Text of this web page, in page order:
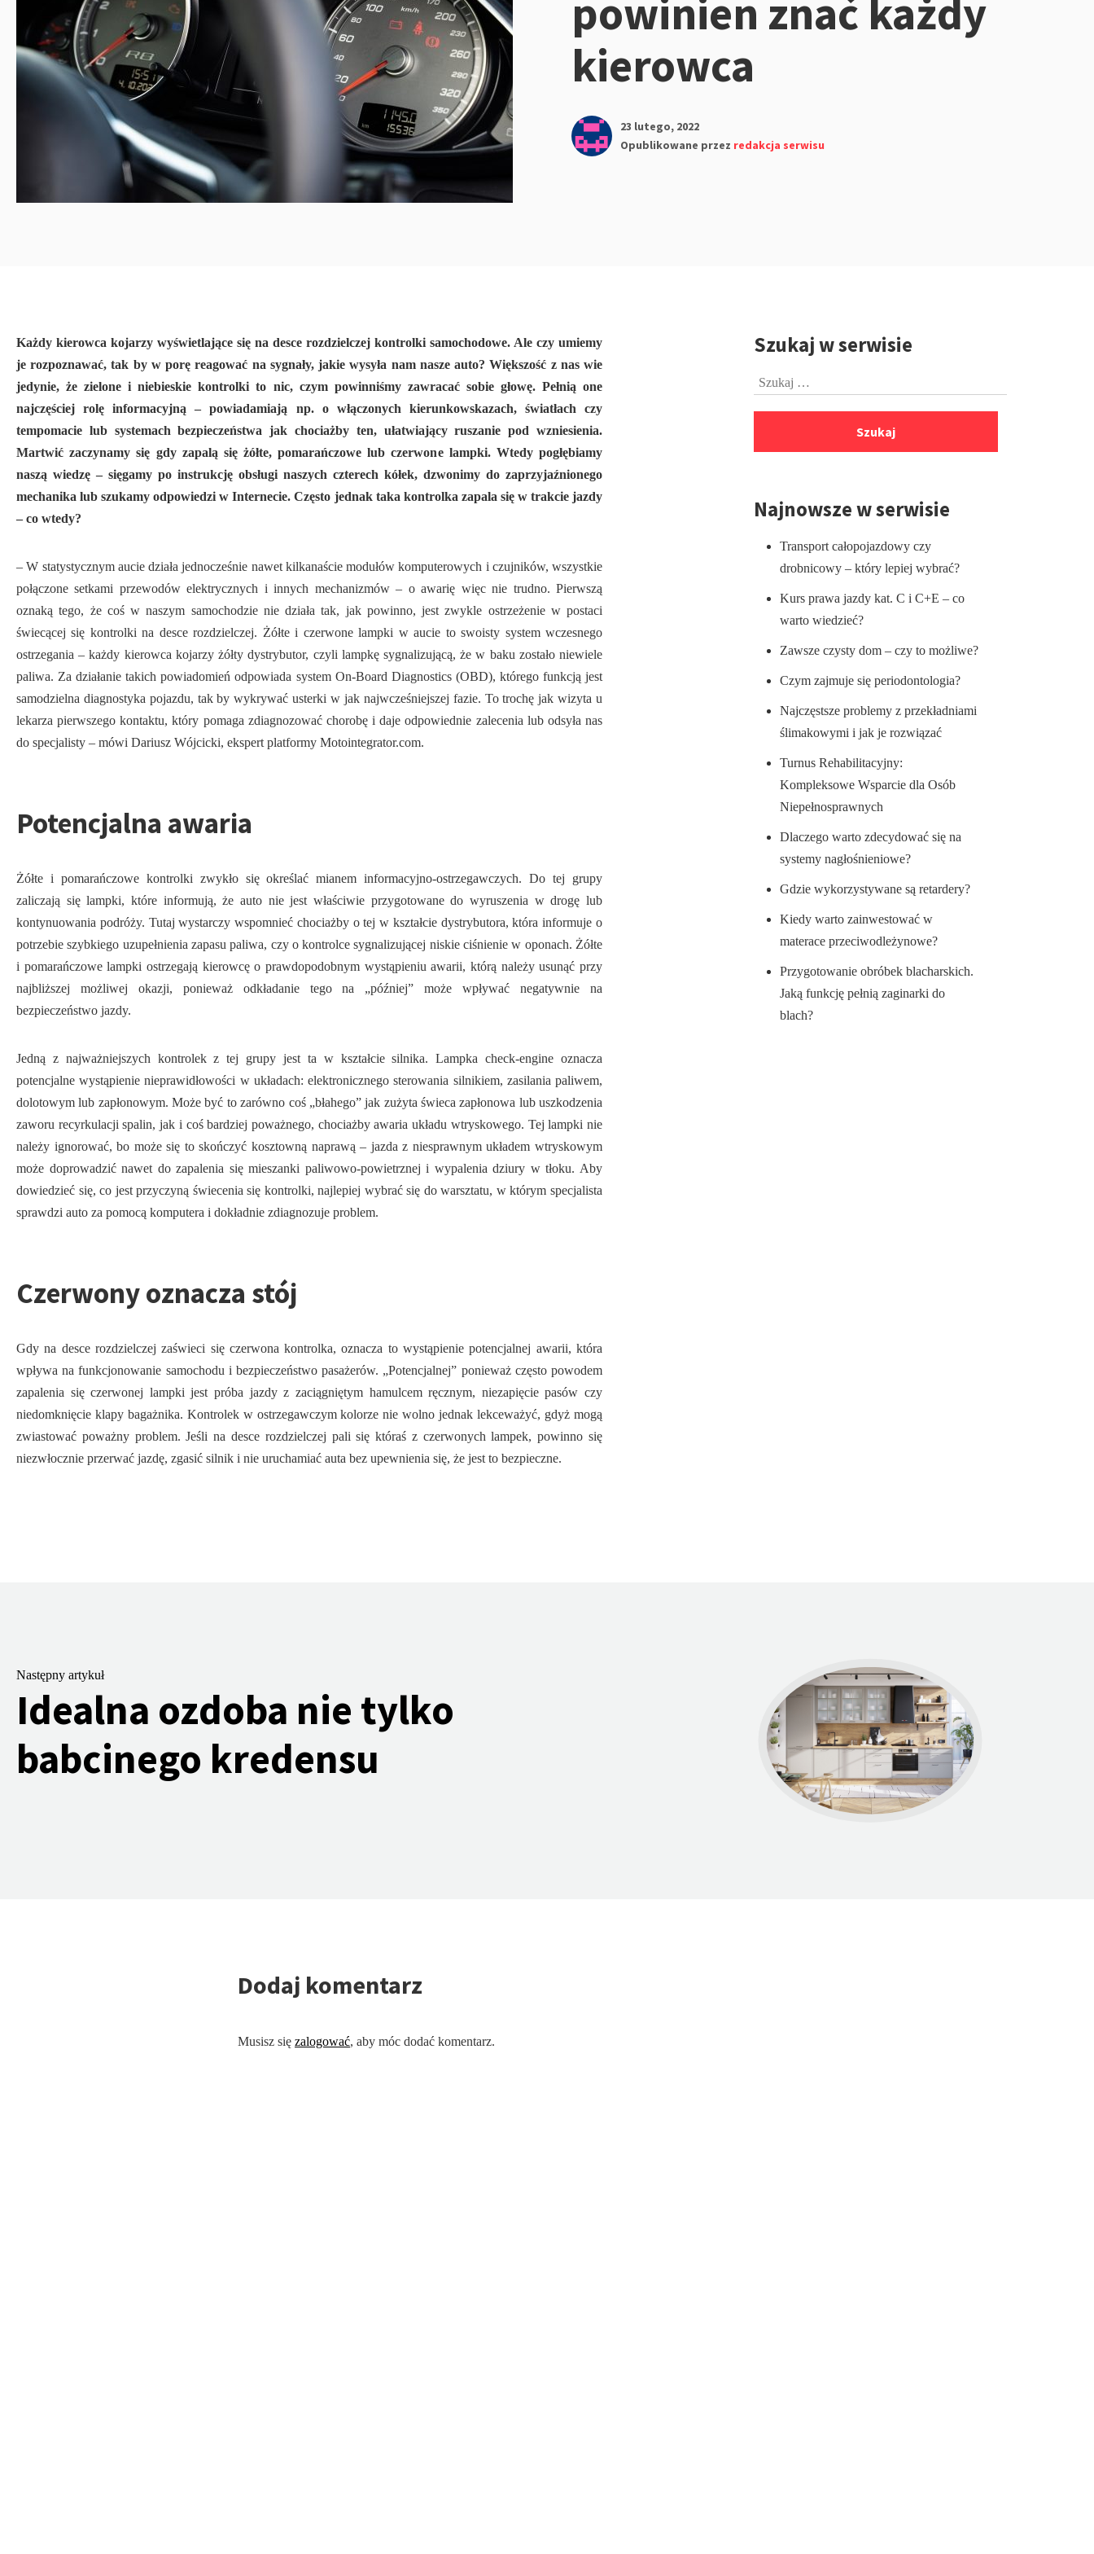
powinien znać każdy
kierowca
23 lutego, 2022
Opublikowane przez redakcja serwisu
Każdy kierowca kojarzy wyświetlające się na desce rozdzielczej kontrolki samochodowe. Ale czy umiemy
je rozpoznawać, tak by w porę reagować na sygnały, jakie wysyła nam nasze auto? Większość z nas wie
jedynie, że zielone i niebieskie kontrolki to nic, czym powinniśmy zawracać sobie głowę. Pełnią one
najczęściej rolę informacyjną – powiadamiają np. o włączonych kierunkowskazach, światłach czy
tempomacie lub systemach bezpieczeństwa jak chociażby ten, ułatwiający ruszanie pod wzniesienia.
Martwić zaczynamy się gdy zapalą się żółte, pomarańczowe lub czerwone lampki. Wtedy pogłębiamy
naszą wiedzę – sięgamy po instrukcję obsługi naszych czterech kółek, dzwonimy do zaprzyjaźnionego
mechanika lub szukamy odpowiedzi w Internecie. Często jednak taka kontrolka zapala się w trakcie jazdy
– co wtedy?
– W statystycznym aucie działa jednocześnie nawet kilkanaście modułów komputerowych i czujników, wszystkie
połączone setkami przewodów elektrycznych i innych mechanizmów – o awarię więc nie trudno. Pierwszą
oznaką tego, że coś w naszym samochodzie nie działa tak, jak powinno, jest zwykle ostrzeżenie w postaci
świecącej się kontrolki na desce rozdzielczej. Żółte i czerwone lampki w aucie to swoisty system wczesnego
ostrzegania – każdy kierowca kojarzy żółty dystrybutor, czyli lampkę sygnalizującą, że w baku zostało niewiele
paliwa. Za działanie takich powiadomień odpowiada system On-Board Diagnostics (OBD), którego funkcją jest
samodzielna diagnostyka pojazdu, tak by wykrywać usterki w jak najwcześniejszej fazie. To trochę jak wizyta u
lekarza pierwszego kontaktu, który pomaga zdiagnozować chorobę i daje odpowiednie zalecenia lub odsyła nas
do specjalisty – mówi Dariusz Wójcicki, ekspert platformy Motointegrator.com.
Potencjalna awaria
Żółte i pomarańczowe kontrolki zwykło się określać mianem informacyjno-ostrzegawczych. Do tej grupy
zaliczają się lampki, które informują, że auto nie jest właściwie przygotowane do wyruszenia w drogę lub
kontynuowania podróży. Tutaj wystarczy wspomnieć chociażby o tej w kształcie dystrybutora, która informuje o
potrzebie szybkiego uzupełnienia zapasu paliwa, czy o kontrolce sygnalizującej niskie ciśnienie w oponach. Żółte
i pomarańczowe lampki ostrzegają kierowcę o prawdopodobnym wystąpieniu awarii, którą należy usunąć przy
najbliższej możliwej okazji, ponieważ odkładanie tego na „później” może wpływać negatywnie na
bezpieczeństwo jazdy.
Jedną z najważniejszych kontrolek z tej grupy jest ta w kształcie silnika. Lampka check-engine oznacza
potencjalne wystąpienie nieprawidłowości w układach: elektronicznego sterowania silnikiem, zasilania paliwem,
dolotowym lub zapłonowym. Może być to zarówno coś „błahego” jak zużyta świeca zapłonowa lub uszkodzenia
zaworu recyrkulacji spalin, jak i coś bardziej poważnego, chociażby awaria układu wtryskowego. Tej lampki nie
należy ignorować, bo może się to skończyć kosztowną naprawą – jazda z niesprawnym układem wtryskowym
może doprowadzić nawet do zapalenia się mieszanki paliwowo-powietrznej i wypalenia dziury w tłoku. Aby
dowiedzieć się, co jest przyczyną świecenia się kontrolki, najlepiej wybrać się do warsztatu, w którym specjalista
sprawdzi auto za pomocą komputera i dokładnie zdiagnozuje problem.
Czerwony oznacza stój
Gdy na desce rozdzielczej zaświeci się czerwona kontrolka, oznacza to wystąpienie potencjalnej awarii, która
wpływa na funkcjonowanie samochodu i bezpieczeństwo pasażerów. „Potencjalnej” ponieważ często powodem
zapalenia się czerwonej lampki jest próba jazdy z zaciągniętym hamulcem ręcznym, niezapięcie pasów czy
niedomknięcie klapy bagażnika. Kontrolek w ostrzegawczym kolorze nie wolno jednak lekceważyć, gdyż mogą
zwiastować poważny problem. Jeśli na desce rozdzielczej pali się któraś z czerwonych lampek, powinno się
niezwłocznie przerwać jazdę, zgasić silnik i nie uruchamiać auta bez upewnienia się, że jest to bezpieczne.
PrzejdźSzukaj w serwisie
Szukaj:
Najnowsze w serwisie
Transport całopojazdowy czy
drobnicowy – który lepiej wybrać?
Kurs prawa jazdy kat. C i C+E – co
warto wiedzieć?
Zawsze czysty dom – czy to możliwe?
Czym zajmuje się periodontologia?
Najczęstsze problemy z przekładniami
ślimakowymi i jak je rozwiązać
Turnus Rehabilitacyjny:
Kompleksowe Wsparcie dla Osób
Niepełnosprawnych
Dlaczego warto zdecydować się na
systemy nagłośnieniowe?
Gdzie wykorzystywane są retardery?
Kiedy warto zainwestować w
materace przeciwodleżynowe?
Przygotowanie obróbek blacharskich.
Jaką funkcję pełnią zaginarki do
blach?
Następny artykuł
Idealna ozdoba nie tylko
babcinego kredensu
Dodaj komentarz
Musisz się zalogować, aby móc dodać komentarz.